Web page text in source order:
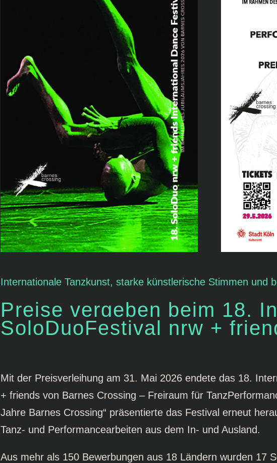
Internationale Tanzkunst, starke künstlerische Stimmen und
Preise vergeben beim 18.
SoloDuoFestival nrw +
Mit der Preisverleihung am 31. Mai 2026 endete das 18.
+ friends von Barnes Crossing – Freiraum für
Jahre Barnes Crossing“ präsentierte das Festival erneut
Tanz- und Performancearbeiten aus dem In- und Ausland.
Aus mehr als 150 Bewerbungen aus 18 Ländern wurden 17